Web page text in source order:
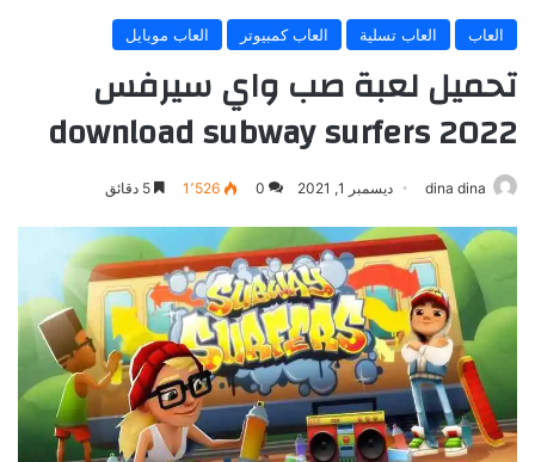
العاب العاب تسلية العاب كمبيوتر العاب موبايل
تحميل لعبة صب واي سيرفس
2022 download subway surfers
dina dina ديسمبر 1, 2021 0 1٬526